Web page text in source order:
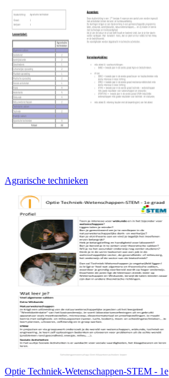
Agrarische technieken
Optie Techniek-Wetenschappen-STEM - 1e